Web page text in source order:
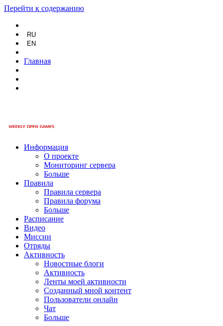
Перейти к содержанию
RU
EN
Главная
Информация
О проекте
Мониторинг сервера
Больше
Правила
Правила сервера
Правила форума
Больше
Расписание
Видео
Миссии
Отряды
Активность
Новостные блоги
Активность
Ленты моей активности
Созданный мной контент
Пользователи онлайн
Чат
Больше